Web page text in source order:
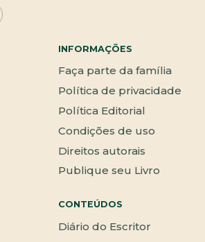
INFORMAÇÕES
Faça parte da família
Política de privacidade
Política Editorial
Condições de uso
Direitos autorais
Publique seu Livro
CONTEÚDOS
Diário do Escritor